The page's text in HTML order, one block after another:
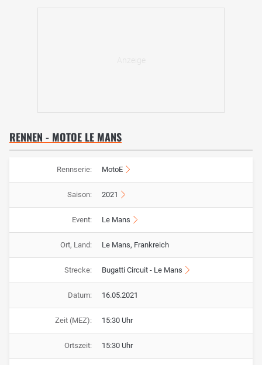
RENNEN - MOTOE LE MANS
Rennserie: MotoE
Saison: 2021
Event: Le Mans
Ort, Land: Le Mans, Frankreich
Strecke: Bugatti Circuit - Le Mans
Datum: 16.05.2021
Zeit (MEZ): 15:30 Uhr
Ortszeit: 15:30 Uhr